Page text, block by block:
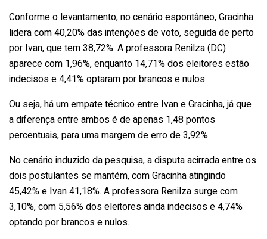
Conforme o levantamento, no cenário espontâneo, Gracinha
lidera com 40,20% das intenções de voto, seguida de perto
por Ivan, que tem 38,72%. A professora Renilza (DC)
aparece com 1,96%, enquanto 14,71% dos eleitores estão
indecisos e 4,41% optaram por brancos e nulos.
Ou seja, há um empate técnico entre Ivan e Gracinha, já que
a diferença entre ambos é de apenas 1,48 pontos
percentuais, para uma margem de erro de 3,92%.
No cenário induzido da pesquisa, a disputa acirrada entre os
dois postulantes se mantém, com Gracinha atingindo
45,42% e Ivan 41,18%. A professora Renilza surge com
3,10%, com 5,56% dos eleitores ainda indecisos e 4,74%
optando por brancos e nulos.